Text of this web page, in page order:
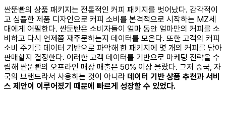
싼뚠빤의 상품 패키지는 전통적인 커피 패키지를 벗어났다. 감각적이
고 심플한 제품 디자인으로 커피 소비를 본격적으로 시작하는 MZ세
대에게 어필한다. 싼둔빤은 소비자들이 얼마 동안 얼마만의 커피를 소
비하고 다시 언제쯤 재주문하는지 데이터를 모은다. 또한 고객의 커피
소비 주기를 데이터 기반으로 파악해 한 패키지에 몇 개의 커피를 담아
판매할지 결정한다. 이러한 고객 데이터를 기반으로 마케팅 전략을 수
립해 싼뚠빤의 오프라인 매장 매출은 50% 이상 올랐다. 그저 중국, 자
국의 브랜드라서 사용하는 것이 아니라 데이터 기반 상품 추천과 서비
스 제안이 이루어졌기 때문에 빠르게 성장할 수 있었다.